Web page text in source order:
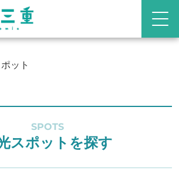
ット
SPOTS
スポットを探す